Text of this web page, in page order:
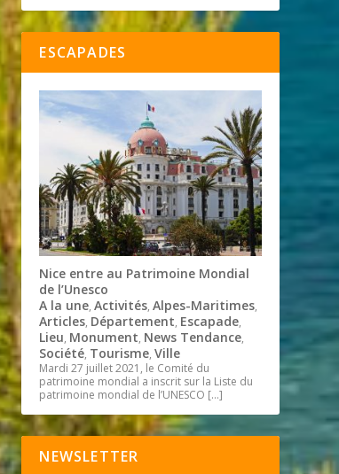
ESCAPADES
Nice entre au Patrimoine Mondial
de l’Unesco
A la une,Activités,Alpes-Maritimes,
Articles, Département, Escapade,
Lieu, Monument, News Tendance,
Société, Tourisme,Ville
Mardi 27 juillet 2021, le Comité du
patrimoine mondial a inscrit sur la Liste du
patrimoine mondial de l’UNESCO […]
NEWSLETTER